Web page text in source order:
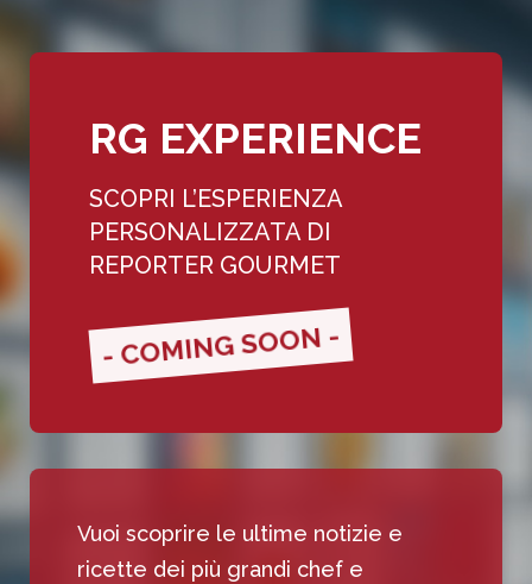
RG EXPERIENCE
SCOPRI L’ESPERIENZA
PERSONALIZZATA DI
REPORTER GOURMET
- COMING SOON -
Vuoi scoprire le ultime notizie e
ricette dei più grandi chef e